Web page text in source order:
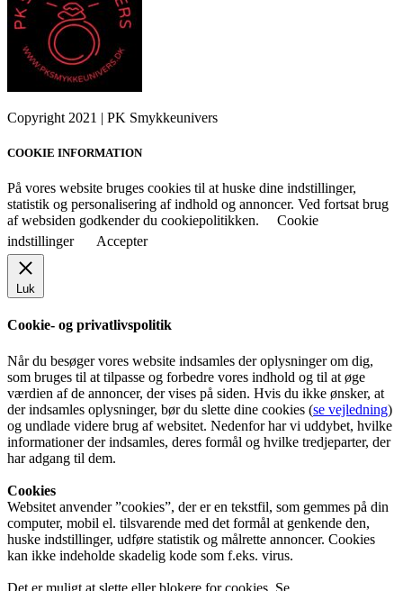
Copyright 2021 | PK Smykkeunivers
COOKIE INFORMATION
På vores website bruges cookies til at huske dine indstillinger,
statistik og personalisering af indhold og annoncer. Ved fortsat brug
af websiden godkender du cookiepolitikken.
Cookie
indstillinger
Accepter
Luk
Cookie- og privatlivspolitik
Når du besøger vores website indsamles der oplysninger om dig,
som bruges til at tilpasse og forbedre vores indhold og til at øge
værdien af de annoncer, der vises på siden. Hvis du ikke ønsker, at
der indsamles oplysninger, bør du slette dine cookies (se vejledning)
og undlade videre brug af websitet. Nedenfor har vi uddybet, hvilke
informationer der indsamles, deres formål og hvilke tredjeparter, der
har adgang til dem.
Cookies
Websitet anvender ”cookies”, der er en tekstfil, som gemmes på din
computer, mobil el. tilsvarende med det formål at genkende den,
huske indstillinger, udføre statistik og målrette annoncer. Cookies
kan ikke indeholde skadelig kode som f.eks. virus.
Det er muligt at slette eller blokere for cookies. Se